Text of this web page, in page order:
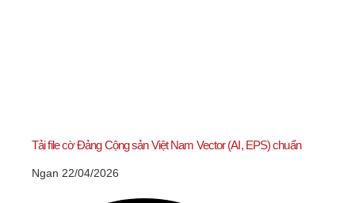
Tải file cờ Đảng Cộng sản Việt Nam Vector (AI, EPS) chuẩn
Ngan 22/04/2026